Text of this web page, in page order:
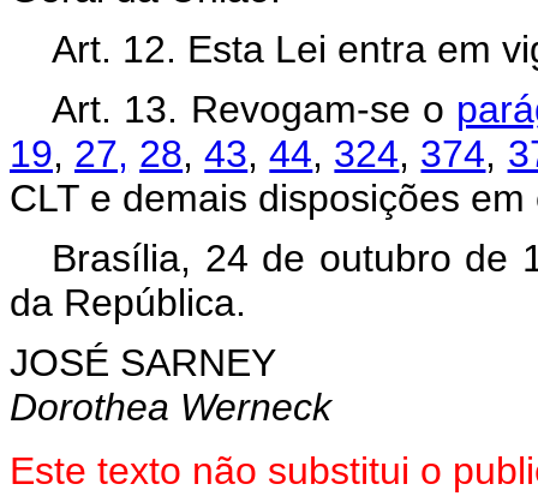
Art. 12. Esta Lei entra em
Art. 13. Revogam-se o
19, 27, 28,43,44, 324, 374,
CLT e demais disposições
Brasília, 24 de outubro de
da República.
JOSÉ SARNEY
Dorothea Werneck
Este texto não substitui o